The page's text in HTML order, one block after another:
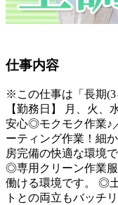
仕事内容
※この仕事は「長期
【勤務日】 月、火、
安心◎モクモク作業♪
ーティング作業！細
房完備の快適な環境
◎専用クリーン作業
働ける環境です。 ◎
トとの両立もバッチ